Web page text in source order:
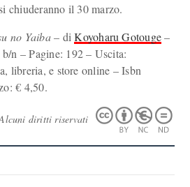
chiuderanno il 30 marzo.
no Yaiba– diKoyoharu Gotouge–
n – Pagine: 192 – Uscita:
libreria, e store online – Isbn
€ 4,50.
diritti riservati